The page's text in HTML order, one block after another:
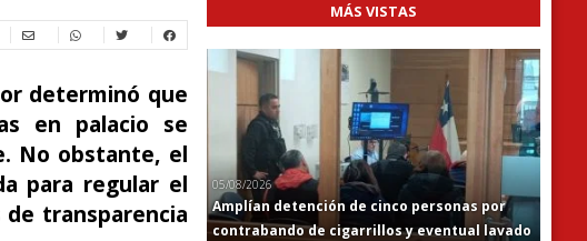
determinó que
en palacio se
No obstante, el
para regular el
transparencia
MÁS VISTAS
05/08/2026
Amplían detención de cinco personas por
contrabando de cigarrillos y eventual lavado